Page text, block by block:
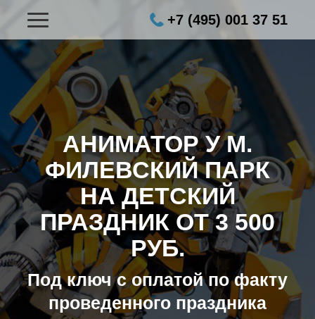
+7 (495) 001 37 51
АНИМАТОР У М.
ФИЛЕВСКИЙ ПАРК
НА ДЕТСКИЙ
ПРАЗДНИК ОТ 3 500
РУБ.
Под ключ с оплатой по факту
проведенного праздника